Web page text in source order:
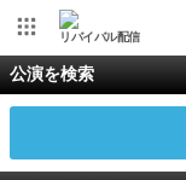
リバイバル配信
公演を検索